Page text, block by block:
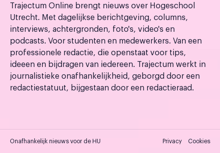
Trajectum Online brengt nieuws over Hogeschool
Utrecht. Met dagelijkse berichtgeving, columns,
interviews, achtergronden, foto's, video's en
podcasts. Voor studenten en medewerkers. Van een
professionele redactie, die openstaat voor tips,
ideeen en bijdragen van iedereen. Trajectum werkt in
journalistieke onafhankelijkheid, geborgd door een
redactiestatuut, bijgestaan door een redactieraad.
Onafhankelijk nieuws voor de HU Privacy Cookies